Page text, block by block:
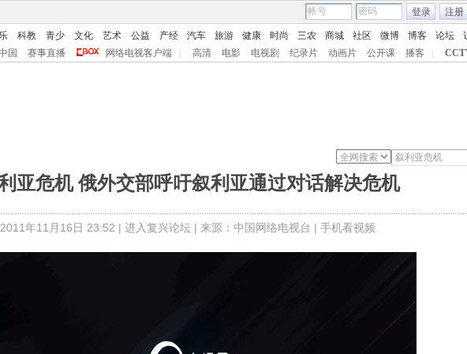
登录 注册
科教 青少 文化 艺术 公益 产经 汽车 旅游 健康 时尚 三农 商城 社区 微博 博客 论坛
国 赛事直播 网络电视客户端 高清 电影 电视剧 纪录片 动画片 公开课 播客
亚危机 俄外交部呼吁叙利亚通过对话解决危机
年11月16日 23:52 | 进入复兴论坛 | 来源：中国网络电视台 | 手机看视频